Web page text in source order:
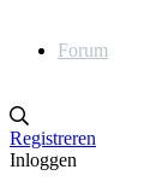
Forum
Registreren
Inloggen